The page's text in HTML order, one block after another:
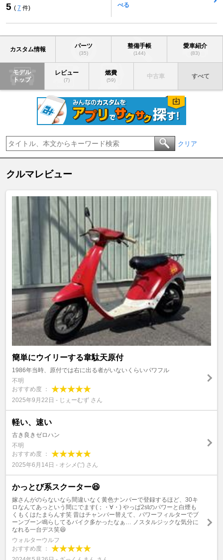
5 ( 7 件)
べる
カスタム情報 パーツ
(35)
整備手帳
(144)
愛車紹介
(83)
モデル
トップ
レビュー
(7)
燃費
(59)
中古車 すべて
クリア
クルマレビュー
簡単にウイリーする韋駄天原付
1986年当時、原付では右に出る者がいないくらいパワフル
不明
おすすめ度 ：
2025年9月22日 - じぇーむず さん
軽い、速い
古き良きゼロハン
不明
おすすめ度 ：
2025年6月14日 - オシメ(';') さん
かっとび系スクーター😆
嫁さんがのらないなら間違いなく黄色ナンバーで登録するほど、30キ
ロなんてあっという間にでます(；・∀・) やっぱ2stのパワーと白煙も
くもくはたまらんす笑 昔はチャンバー替えて、パワーフィルターでブ
ーンブーン鳴らしてるバイク多かったなぁ… ノスタルジックな気分に
なれる一台デス笑😆
ウォルターウルフ
おすすめ度 ：